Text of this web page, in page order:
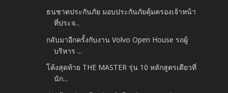
ธนชาตประกันภัย มอบประกันภัยคุ้มครองเจ้าหน้า
ที่ประจ...
กลับมาอีกครั้งกับงาน Volvo Open House รถผู้
บริหาร ...
โค้งสุดท้าย THE MASTER รุ่น 10 หลักสูตรเดียวที่
นัก...